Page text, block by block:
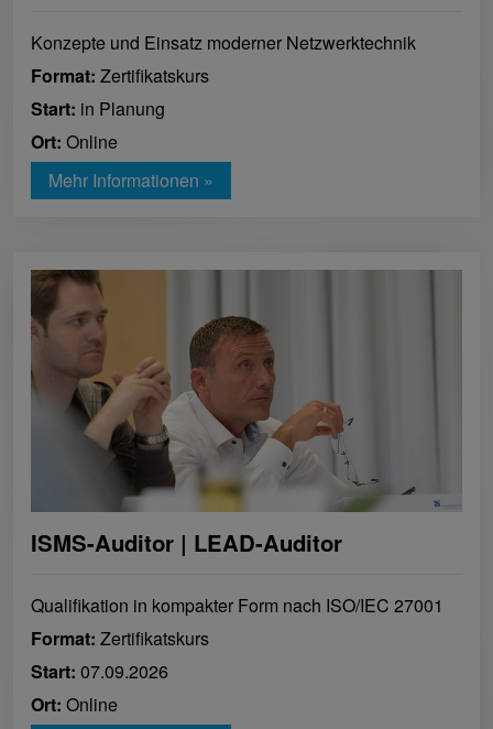
Konzepte und Einsatz moderner Netzwerktechnik
Format: Zertifikatskurs
Start: in Planung
Ort: Online
Mehr Informationen »
ISMS-Auditor | LEAD-Auditor
Qualifikation in kompakter Form nach ISO/IEC 27001
Format: Zertifikatskurs
Start: 07.09.2026
Ort: Online